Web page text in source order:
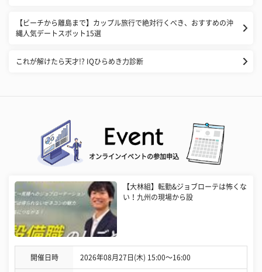
【ビーチから離島まで】カップル旅行で絶対行くべき、おすすめの沖
縄人気デートスポット15選
これが解けたら天才!? IQひらめき力診断
オンラインイベントの参加申込
【大林組】転勤&ジョブローテは怖くな
い！九州の現場から設
開催日時 2026年08月27日(木) 15:00〜16:00